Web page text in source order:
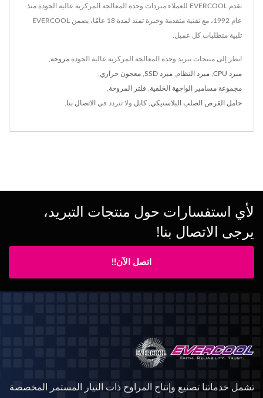
تقدم EVERCOOL للعملاء مبردات وحدة المعالجة المركزية عالية الجودة منذ
عام 1992، مع تقنية متقدمة وخبرة تمتد لمدة 18 عامًا، يضمن EVERCOOL
تلبية متطلبات كل عميل.
انظر إلى منتجات تبريد وحدة المعالجة المركزية عالية الجودة مروحة
مبرد CPU مبرد النظام مبرد SSD معجون حراري
مجموعة مسامير الواجهة الخلفية فلتر المروحة
حامل القرص الصلب البلاستيكي كابل ولا تتردد في الاتصال بنا
لأي استفسارات حول منتجات التبريد،
يرجى الاتصال بنا!
اتصل الآن!!
تشمل خدماتنا تصنيع وإنتاج المراوح ذات التيار المستمر المخصصة